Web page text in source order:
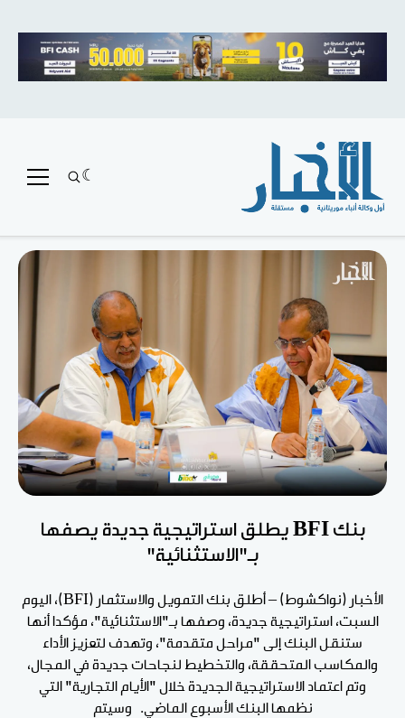
متميز
بنك BFI يطلق استراتيجية جديدة يصفها
بـ"الاستثنائية"
الأخبار (نواكشوط) – أطلق بنك التمويل والاستثمار (BFI)، اليوم
السبت، استراتيجية جديدة، وصفها بـ"الاستثنائية"، مؤكدا أنها
ستنقل البنك إلى "مراحل متقدمة"، وتهدف لتعزيز الأداء
والمكاسب المتحققة، والتخطيط لنجاحات جديدة في المجال،
وتم اعتماد الاستراتيجية الجديدة خلال "الأيام التجارية" التي
نظمها البنك الأسبوع الماضي. وسيتم